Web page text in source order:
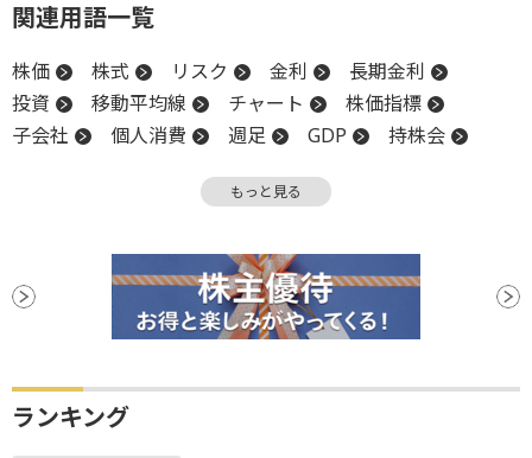
関連用語一覧
株価 株式 リスク 金利
長期金利
投資
移動平均線 チャート
株価指標
子会社
個人消費 週足 GDP
持株会
もっと見る
ランキング